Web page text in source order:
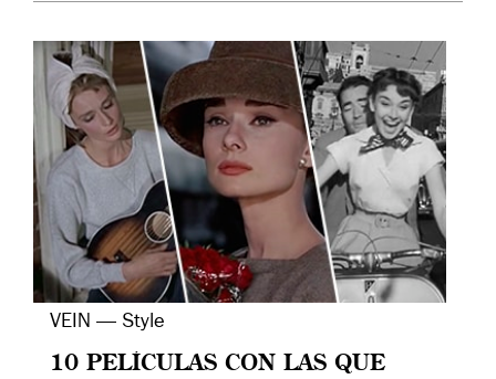
VEIN — Style
10 PELÍCULAS CON LAS QUE